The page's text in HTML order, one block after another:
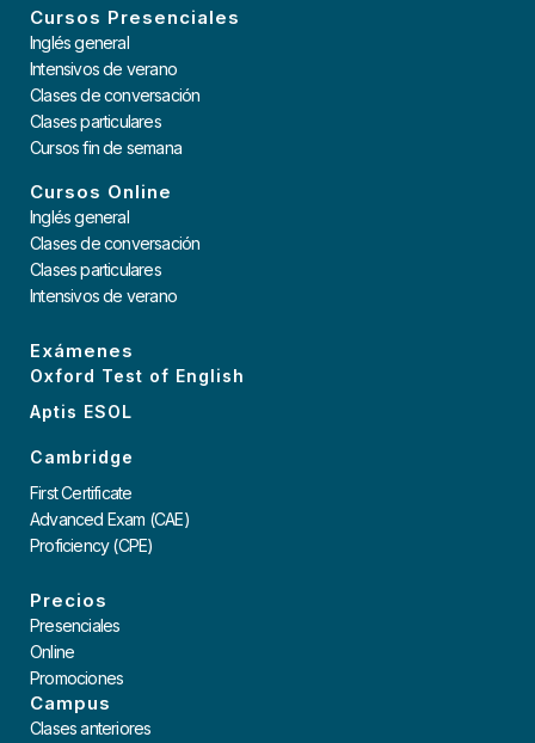
Cursos Presenciales
Inglés general
Intensivos de verano
Clases de conversación
Clases particulares
Cursos fin de semana
Cursos Online
Inglés general
Clases de conversación
Clases particulares
Intensivos de verano
Exámenes
Oxford Test of English
Aptis ESOL
Cambridge
First Certificate
Advanced Exam (CAE)
Proficiency (CPE)
Precios
Presenciales
Online
Promociones
Campus
Clases anteriores